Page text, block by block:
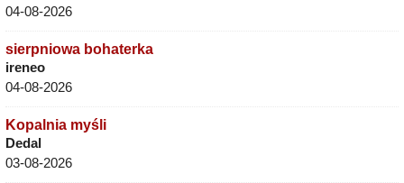
04-08-2026
sierpniowa bohaterka
ireneo
04-08-2026
Kopalnia myśli
Dedal
03-08-2026